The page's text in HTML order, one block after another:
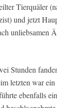
Tierquäler
und jetzt
unliebsamen
Stunden
letzten war
ebenfalls